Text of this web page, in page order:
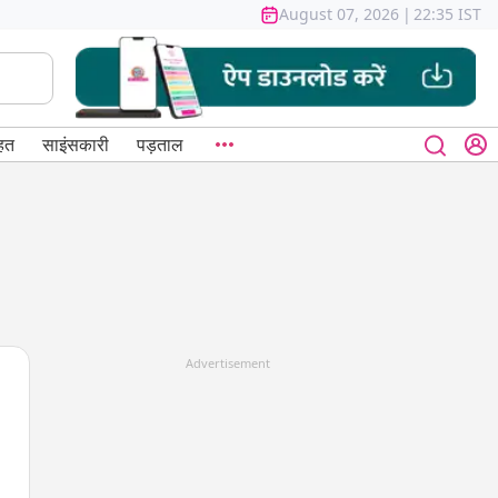
August 07, 2026 | 22:35 IST
साइंसकारी पड़ताल
Advertisement